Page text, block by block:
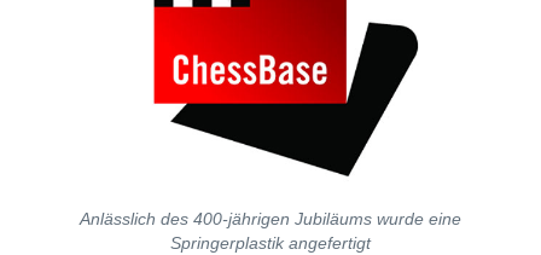
Anlässlich des 400-jährigen Jubiläums wurde eine
Springerplastik angefertigt